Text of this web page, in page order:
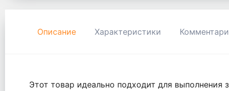
Описание Характеристики
Этот товар идеально подходит для